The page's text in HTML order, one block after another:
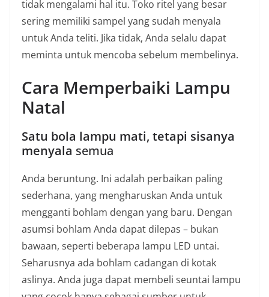
tidak mengalami hal itu. Toko ritel yang besar
sering memiliki sampel yang sudah menyala
untuk Anda teliti. Jika tidak, Anda selalu dapat
meminta untuk mencoba sebelum membelinya.
Cara Memperbaiki Lampu
Natal
Satu bola lampu mati, tetapi sisanya
menyala semua
Anda beruntung. Ini adalah perbaikan paling
sederhana, yang mengharuskan Anda untuk
mengganti bohlam dengan yang baru. Dengan
asumsi bohlam Anda dapat dilepas – bukan
bawaan, seperti beberapa lampu LED untai.
Seharusnya ada bohlam cadangan di kotak
aslinya. Anda juga dapat membeli seuntai lampu